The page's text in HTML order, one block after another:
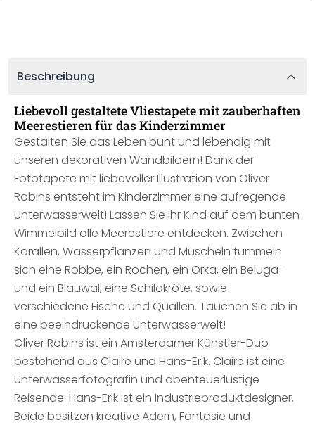
Beschreibung
Liebevoll gestaltete Vliestapete mit zauberhaften
Meerestieren für das Kinderzimmer
Gestalten Sie das Leben bunt und lebendig mit
unseren dekorativen Wandbildern! Dank der
Fototapete mit liebevoller Illustration von Oliver
Robins entsteht im Kinderzimmer eine aufregende
Unterwasserwelt! Lassen Sie Ihr Kind auf dem bunten
Wimmelbild alle Meerestiere entdecken. Zwischen
Korallen, Wasserpflanzen und Muscheln tummeln
sich eine Robbe, ein Rochen, ein Orka, ein Beluga-
und ein Blauwal, eine Schildkröte, sowie
verschiedene Fische und Quallen. Tauchen Sie ab in
eine beeindruckende Unterwasserwelt!
Oliver Robins ist ein Amsterdamer Künstler-Duo
bestehend aus Claire und Hans-Erik. Claire ist eine
Unterwasserfotografin und abenteuerlustige
Reisende. Hans-Erik ist ein Industrieproduktdesigner.
Beide besitzen kreative Adern, Fantasie und